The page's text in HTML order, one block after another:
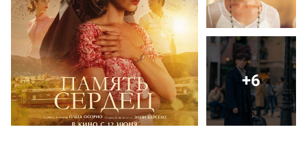
+6